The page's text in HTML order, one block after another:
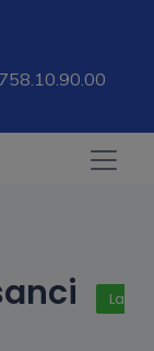
La